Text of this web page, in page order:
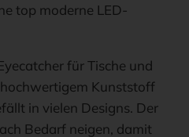
top moderne LED-
für Tische und
Kunststoff
in vielen Designs. Der
Bedarf neigen, damit